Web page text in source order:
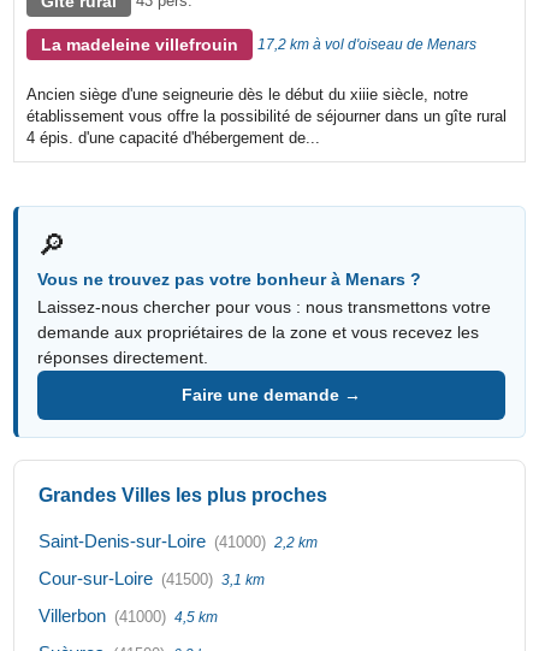
La madeleine villefrouin 17,2 km à vol d'oiseau de Menars
Ancien siège d'une seigneurie dès le début du xiiie siècle, notre
établissement vous offre la possibilité de séjourner dans un gîte rural
4 épis. d'une capacité d'hébergement de...
🔎
Vous ne trouvez pas votre bonheur à Menars ?
Laissez-nous chercher pour vous : nous transmettons votre
demande aux propriétaires de la zone et vous recevez les
réponses directement.
Faire une demande →
Grandes Villes les plus proches
Saint-Denis-sur-Loire (41000) 2,2 km
Cour-sur-Loire (41500) 3,1 km
Villerbon (41000) 4,5 km